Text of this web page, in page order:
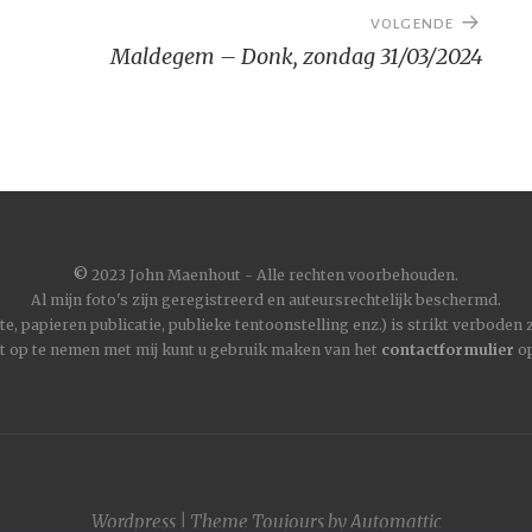
VOLGENDE
Maldegem – Donk, zondag 31/03/2024
© 2023 John Maenhout - Alle rechten voorbehouden.
Al mijn foto's zijn geregistreerd en auteursrechtelijk beschermd.
papieren publicatie, publieke tentoonstelling enz.) is strikt
op te nemen met mij kunt u gebruik maken van het contactformulier
Wordpress| Theme ToujoursbyAutomattic